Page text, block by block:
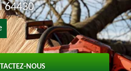
64430
NOUS